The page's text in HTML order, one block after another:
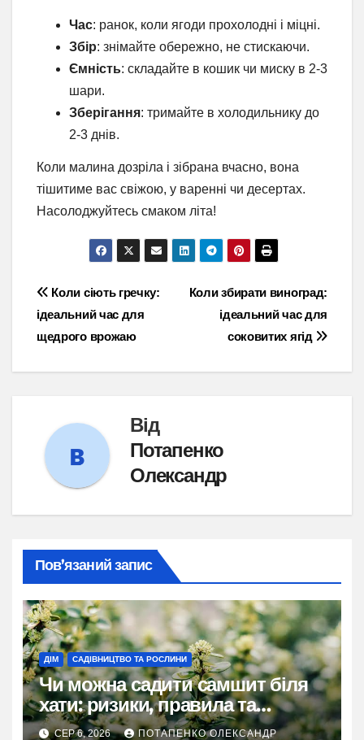
Час: ранок, коли ягоди прохолодні і міцні.
Збір: знімайте обережно, не стискаючи.
Ємність: складайте в кошик чи миску в 2-3
шари.
Зберігання: тримайте в холодильнику до
2-3 днів.
Коли малина дозріла і зібрана вчасно, вона
тішитиме вас свіжою, у варенні чи десертах.
Насолоджуйтесь смаком літа!
Навігація
записів
Коли збирати виноград:
ідеальний час для
соковитих ягід
Коли сіють гречку:
ідеальний час для
щедрого врожаю
Від
Потапенко
Олександр
Пов’язаний запис
ДІМ САДІВНИЦТВО ТА РОСЛИНИ
Чи можна садити самшит біля
хати: ризики, правила та
практичні рішення
СЕР 6, 2026 ПОТАПЕНКО ОЛЕКСАНДР